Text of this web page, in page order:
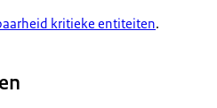
kritieke entiteiten.